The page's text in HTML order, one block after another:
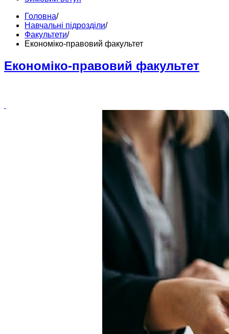
Головна/
Навчальні підрозділи/
Факультети/
Економіко-правовий факультет
Економіко-правовий факультет